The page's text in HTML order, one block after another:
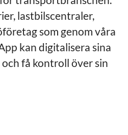
lastbilscentraler,
som genom våra
kan digitalisera sina
få kontroll över sin